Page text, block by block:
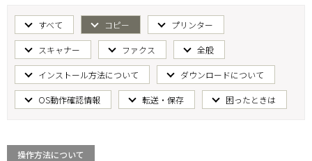
すべて コピー プリンター
スキャナー ファクス 全般
インストール方法について ダウンロードについて
OS動作確認情報 転送・保存 困ったときは
操作方法について